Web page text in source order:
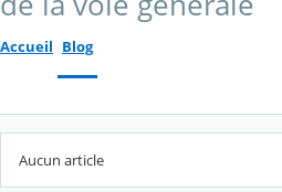
Accueil Blog
Aucun article